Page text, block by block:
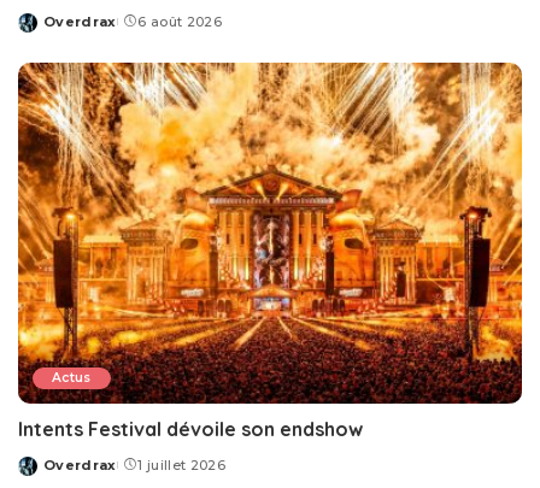
Posted
Overdrax 6 août 2026
Actus
Intents Festival dévoile son endshow
Posted
Overdrax 1 juillet 2026